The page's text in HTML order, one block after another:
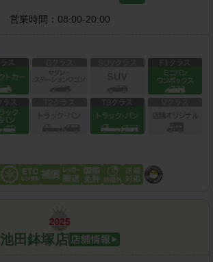
営業時間： 08:00-20:00
池田鉢塚店